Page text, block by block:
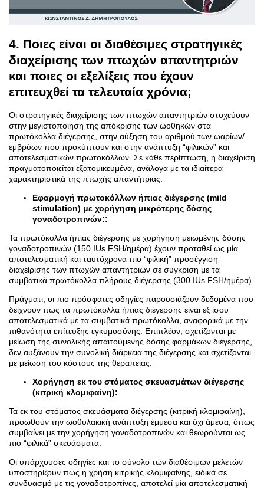
4. Ποιες είναι οι διαθέσιμες στρατηγικές
διαχείρισης των πτωχών απαντητριών
και ποιες οι εξελίξεις που έχουν
επιτευχθεί τα τελευταία χρόνια;
Οι στρατηγικές διαχείρισης των πτωχών απαντητριών στοχεύουν
στην μεγιστοποίηση της απόκρισης των ωοθηκών στα
πρωτόκολλα διέγερσης, στην αύξηση του αριθμού των ωαρίων/
εμβρύων που προκύπτουν και στην ανάπτυξη “φιλικών” και
αποτελεσματικών πρωτοκόλλων. Σε κάθε περίπτωση, η διαχείριση
πραγματοποιείται εξατομικευμένα, ανάλογα με τα ιδιαίτερα
χαρακτηριστικά της πτωχής απαντήτριας.
Εφαρμογή πρωτοκόλλων ήπιας διέγερσης (mild
stimulation) με χορήγηση μικρότερης δόσης
γοναδοτροπινών::
Τα πρωτόκολλα ήπιας διέγερσης με χορήγηση μειωμένης δόσης
γοναδοτροπινών (150 ΙUs FSH/ημέρα) έχουν προταθεί ως μία
αποτελεσματική και ταυτόχρονα πιο “φιλική” προσέγγιση
διαχείρισης των πτωχών απαντητριών σε σύγκριση με τα
συμβατικά πρωτόκολλα πλήρους διέγερσης (300 ΙUs FSH/ημέρα).
Πράγματι, οι πιο πρόσφατες οδηγίες παρουσιάζουν δεδομένα που
δείχνουν πως τα πρωτόκολλα ήπιας διέγερσης είναι εξ ίσου
αποτελεσματικά με τα συμβατικά πρωτόκολλα, αναφορικά με την
πιθανότητα επίτευξης εγκυμοσύνης. Επιπλέον, σχετίζονται με
μείωση της συνολικής απαιτούμενης δόσης φαρμάκων διέγερσης,
δεν αυξάνουν την συνολική διάρκεια της διέγερσης και σχετίζονται
με μείωση του κόστους της θεραπείας.
Χορήγηση εκ του στόματος σκευασμάτων διέγερσης
(κιτρική κλομιφαίνη):
Τα εκ του στόματος σκευάσματα διέγερσης (κιτρική κλομιφαίνη),
προωθούν την ωοθυλακική ανάπτυξη έμμεσα και όχι άμεσα, όπως
συμβαίνει με την χορήγηση γοναδοτροπινών και θεωρούνται ως
πιο “φιλικά” σκευάσματα.
Οι υπάρχουσες οδηγίες και το σύνολο των διαθέσιμων μελετών
υποστηρίζουν πως η χρήση κιτρικής κλομιφαίνης, ειδικά σε
συνδυασμό με τις γοναδοτροπίνες, αποτελεί μία αποτελεσματική